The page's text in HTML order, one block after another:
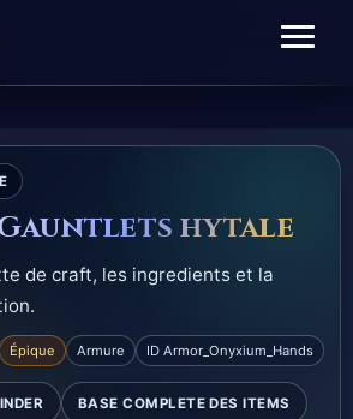
hytale
de craft, les ingredients et la
Épique Armure ID Armor_Onyxium_Hands
BASE COMPLETE DES ITEMS